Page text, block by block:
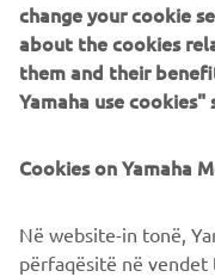
much. This is a
The Jarno Saarinen
Communication Plaza,
Address: 2500
change your cookie
about the cookies
them and their
Yamaha use
Cookies on Yamaha
Në website-in tonë,
përfaqësitë në vendet